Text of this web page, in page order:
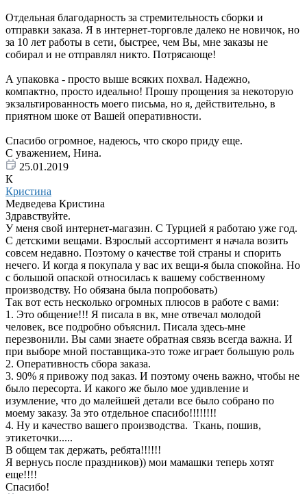
Отдельная благодарность за стремительность сборки и
отправки заказа. Я в интернет-торговле далеко не новичок, но
за 10 лет работы в сети, быстрее, чем Вы, мне заказы не
собирал и не отправлял никто. Потрясающе!
А упаковка - просто выше всяких похвал. Надежно,
компактно, просто идеально! Прошу прощения за некоторую
экзальтированность моего письма, но я, действительно, в
приятном шоке от Вашей оперативности.
Спасибо огромное, надеюсь, что скоро приду еще.
С уважением, Нина.
25.01.2019
К
Кристина
Медведева Кристина
Здравствуйте.
У меня свой интернет-магазин. С Турцией я работаю уже год.
С детскими вещами. Взрослый ассортимент я начала возить
совсем недавно. Поэтому о качестве той страны и спорить
нечего. И когда я покупала у вас их вещи-я была спокойна. Но
с большой опаской относилась к вашему собственному
производству. Но обязана была попробовать)
Так вот есть несколько огромных плюсов в работе с вами:
1. Это общение!!! Я писала в вк, мне отвечал молодой
человек, все подробно объяснил. Писала здесь-мне
перезвонили. Вы сами знаете обратная связь всегда важна. И
при выборе мной поставщика-это тоже играет большую роль
2. Оперативность сбора заказа.
3. 90% я привожу под заказ. И поэтому очень важно, чтобы не
было пересорта. И какого же было мое удивление и
изумление, что до малейшей детали все было собрано по
моему заказу. За это отдельное спасибо!!!!!!!!
4. Ну и качество вашего производства. Ткань, пошив,
этикеточки.....
В общем так держать, ребята!!!!!!
Я вернусь после праздников)) мои мамашки теперь хотят
еще!!!!
Спасибо!